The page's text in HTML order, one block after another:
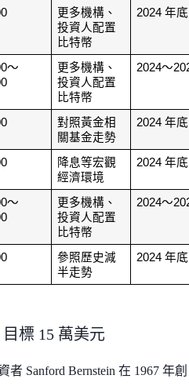
更多機構、
投資人配置
比特幣
2024 年底
～
更多機構、
投資人配置
比特幣
2024～
對照黃金相
關基金走勢
2024 年底
降息等宏觀
經濟環境
2024 年底
～
更多機構、
投資人配置
比特幣
2024～
參照歷史減
半走勢
2024 年底
標 15 萬美元
Sanford Bernstein 在 1967 年創